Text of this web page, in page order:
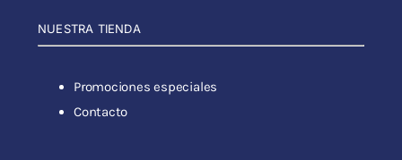
NUESTRA TIENDA
Promociones especiales
Contacto